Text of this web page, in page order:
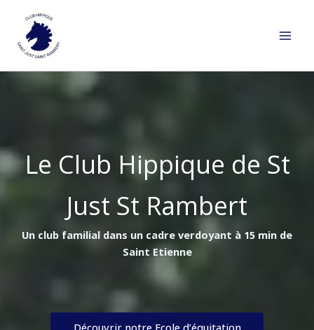
contenu
Le Club Hippique de St
Just St Rambert
Un club familial dans un cadre verdoyant à 15 min de
Saint Etienne